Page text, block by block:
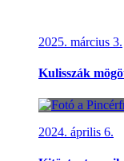
2025. március 3.
Kulisszák
2024. április 6.